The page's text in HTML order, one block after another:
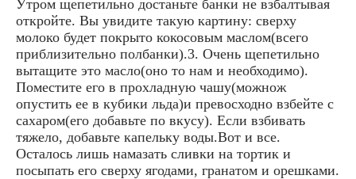
Утром щепетильно достаньте банки не взбалтывая
откройте. Вы увидите такую картину: сверху
молоко будет покрыто кокосовым маслом(всего
приблизительно полбанки).3. Очень щепетильно
вытащите это масло(оно то нам и необходимо).
Поместите его в прохладную чашу(можнож
опустить ее в кубики льда)и превосходно взбейте с
сахаром(его добавьте по вкусу). Если взбивать
тяжело, добавьте капельку воды.Вот и все.
Осталось лишь намазать сливки на тортик и
посыпать его сверху ягодами, гранатом и орешками.